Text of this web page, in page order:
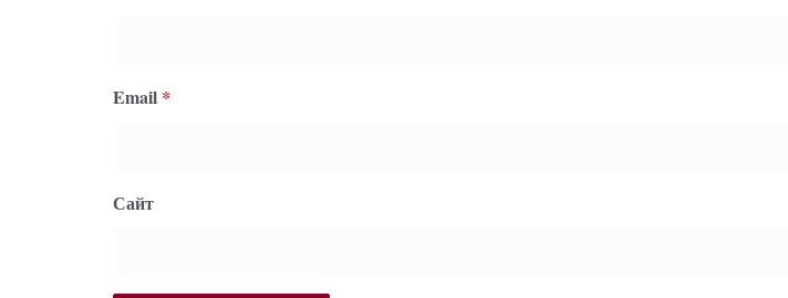
Email *
Сайт